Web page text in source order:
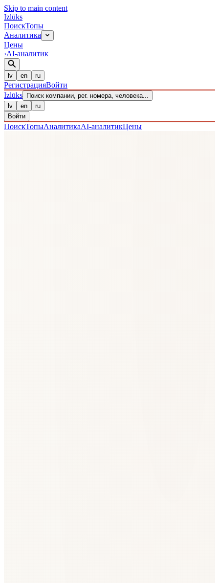
Skip to main content
Izlūks
ПоискТопы
Аналитика
Цены
›AI-аналитик
lv en ru
РегистрацияВойти
Izlūks
Поиск компании, рег. номера, человека...
lv
en
ru
Войти
ПоискТопыАналитикаAI-аналитикЦены